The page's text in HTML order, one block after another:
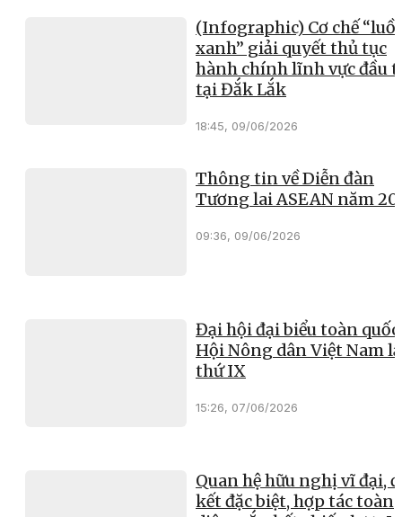
(Infographic) Cơ chế
xanh” giải quyết thủ tục
hành chính lĩnh vực đầu
tại Đắk Lắk
18:45, 09/06/2026
Thông tin về Diễn đàn
Tương lai ASEAN năm
09:36, 09/06/2026
Đại hội đại biểu toàn quốc
Hội Nông dân Việt Nam
thứ IX
15:26, 07/06/2026
Quan hệ hữu nghị vĩ đại,
kết đặc biệt, hợp tác toàn